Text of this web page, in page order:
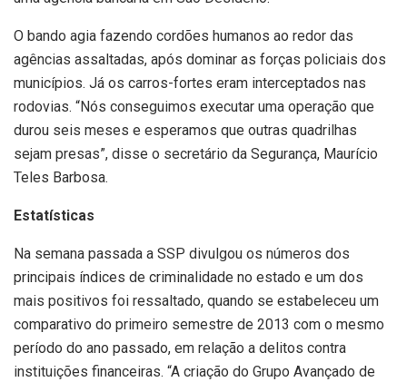
O bando agia fazendo cordões humanos ao redor das
agências assaltadas, após dominar as forças policiais dos
municípios. Já os carros-fortes eram interceptados nas
rodovias. “Nós conseguimos executar uma operação que
durou seis meses e esperamos que outras quadrilhas
sejam presas”, disse o secretário da Segurança, Maurício
Teles Barbosa.
Estatísticas
Na semana passada a SSP divulgou os números dos
principais índices de criminalidade no estado e um dos
mais positivos foi ressaltado, quando se estabeleceu um
comparativo do primeiro semestre de 2013 com o mesmo
período do ano passado, em relação a delitos contra
instituições financeiras. “A criação do Grupo Avançado de